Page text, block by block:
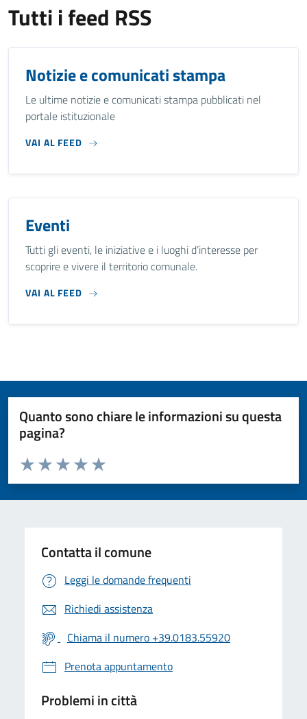
Tutti i feed RSS
Notizie e comunicati stampa
Le ultime notizie e comunicati stampa pubblicati nel
portale istituzionale
VAI AL FEED
Eventi
Tutti gli eventi, le iniziative e i luoghi d’interesse per
scoprire e vivere il territorio comunale.
VAI AL FEED
Quanto sono chiare le informazioni su questa
pagina?
Valuta da 1 a 5 stelle la pagina
Valuta 5 stelle su 5
Valuta 4 stelle su 5
Valuta 3 stelle su 5
Valuta 2 stelle su 5
Valuta 1 stelle su 5
Contatta il comune
Leggi le domande frequenti
Richiedi assistenza
Chiama il numero +39.0183.55920
Prenota appuntamento
Problemi in città